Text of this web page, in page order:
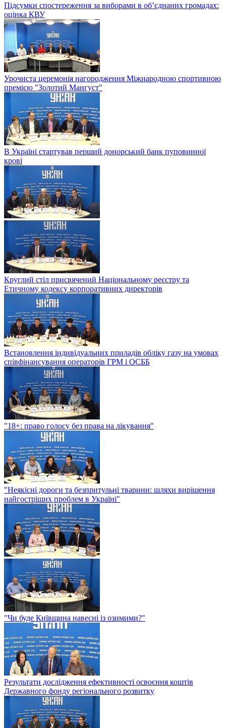
Підсумки спостереження за виборами в об’єднаних громадах:
оцінка КВУ
Урочиста церемонія нагородження Міжнародною спортивною
премією "Золотий Мангуст"
В Україні стартував перший донорський банк пуповинної
крові
Круглий стіл присвячений Національному реєстру та
Етичному кодексу корпоративних директорів
Встановлення індивідуальних приладів обліку газу на умовах
співфінансування операторів ГРМ і ОСББ
"18+: право голосу без права на лікування"
"Неякісні дороги та безпритульні тварини: шляхи вирішення
найгостріших проблем в Україні"
"Чи буде Київщина навесні із озимими?"
Результати дослідження ефективності освоєння коштів
Державного фонду регіонального розвитку